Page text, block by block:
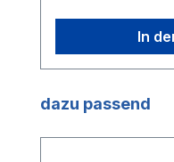
In
Produktgalerie
dazu passend